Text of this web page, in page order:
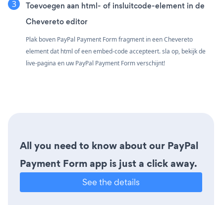
Toevoegen aan html- of insluitcode-element in de
Chevereto editor
Plak boven PayPal Payment Form fragment in een Chevereto
element dat html of een embed-code accepteert. sla op, bekijk de
live-pagina en uw PayPal Payment Form verschijnt!
All you need to know about our PayPal
Payment Form app is just a click away.
See the details